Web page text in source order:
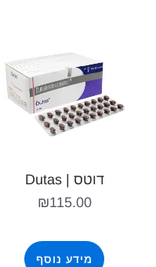
דוטס | Dutas
₪115.00
מידע נוסף